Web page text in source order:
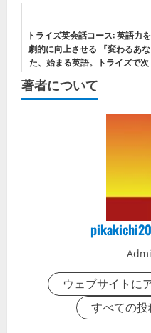
トライズ英会話コース: 英語力を
劇的に向上させる 『変わるあな
た、始まる英語。トライズで次
著者について
ウェブサイトに
すべての